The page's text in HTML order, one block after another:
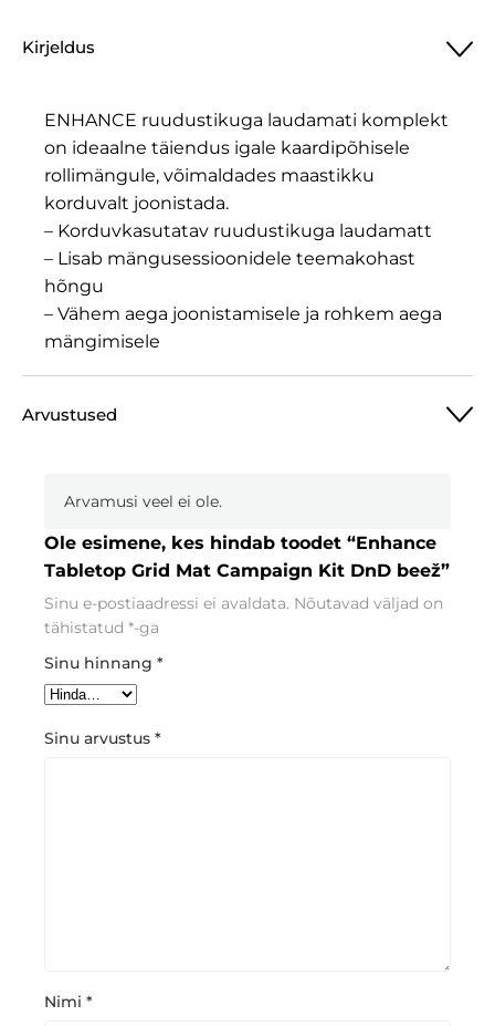
Kirjeldus
ENHANCE ruudustikuga laudamati komplekt
on ideaalne täiendus igale kaardipõhisele
rollimängule, võimaldades maastikku
korduvalt joonistada.
– Korduvkasutatav ruudustikuga laudamatt
– Lisab mängusessioonidele teemakohast
hõngu
– Vähem aega joonistamisele ja rohkem aega
mängimisele
Arvustused
Arvamusi veel ei ole.
Ole esimene, kes hindab toodet “Enhance
Tabletop Grid Mat Campaign Kit DnD beež”
Sinu e-postiaadressi ei avaldata. Nõutavad väljad on
tähistatud *-ga
Sinu hinnang *
Sinu arvustus *
Nimi *